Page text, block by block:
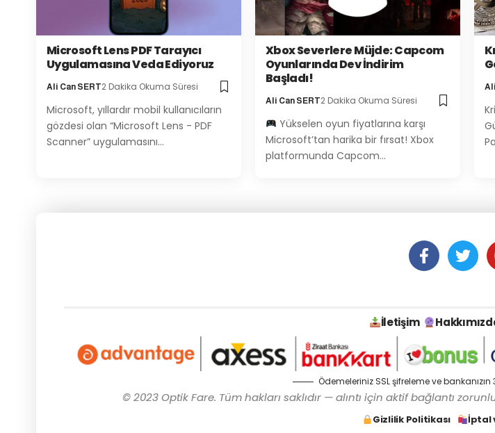
Microsoft Lens PDF Tarayıcı
Uygulamasına Veda Ediyoruz
Ali Can SERT2 Dakika Okuma Süresi
Microsoft, yıllardır mobil kullanıcıların
gözdesi olan “Microsoft Lens - PDF
Scanner” uygulamasını…
Xbox Severlere Müjde: Capcom
Oyunlarında Dev İndirim
Başladı!
Ali Can SERT2 Dakika Okuma Süresi
Yükselen oyun fiyatlarına karşı
Microsoft’tan harika bir fırsat! Xbox
platformunda Capcom…
İletişim
Ödemeleriniz SSL şifreleme ve
© 2023 Optik Fare. Tüm hakları saklıdır — alıntı için aktif bağlantı
Gizlilik Politikası İptal